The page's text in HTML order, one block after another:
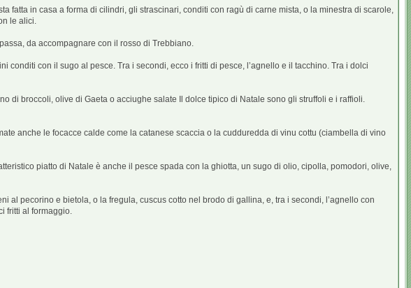
fatta in casa a forma di cilindri, gli strascinari, conditi con ragù di carne mista, o la minestra di scarole,
le alici.
da accompagnare con il rosso di Trebbiano.
con il sugo al pesce. Tra i secondi, ecco i fritti di pesce, l’agnello e il tacchino. Tra i dolci
di broccoli, olive di Gaeta o acciughe salate Il dolce tipico di Natale sono gli struffoli e i raffioli.
anche le focacce calde come la catanese scaccia o la cudduredda di vinu cottu (ciambella di vino
piatto di Natale è anche il pesce spada con la ghiotta, un sugo di olio, cipolla, pomodori, olive,
pecorino e bietola, o la fregula, cuscus cotto nel brodo di gallina, e, tra i secondi, l’agnello con
fritti al formaggio.